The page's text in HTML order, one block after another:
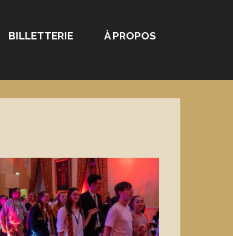
BILLETTERIE À PROPOS